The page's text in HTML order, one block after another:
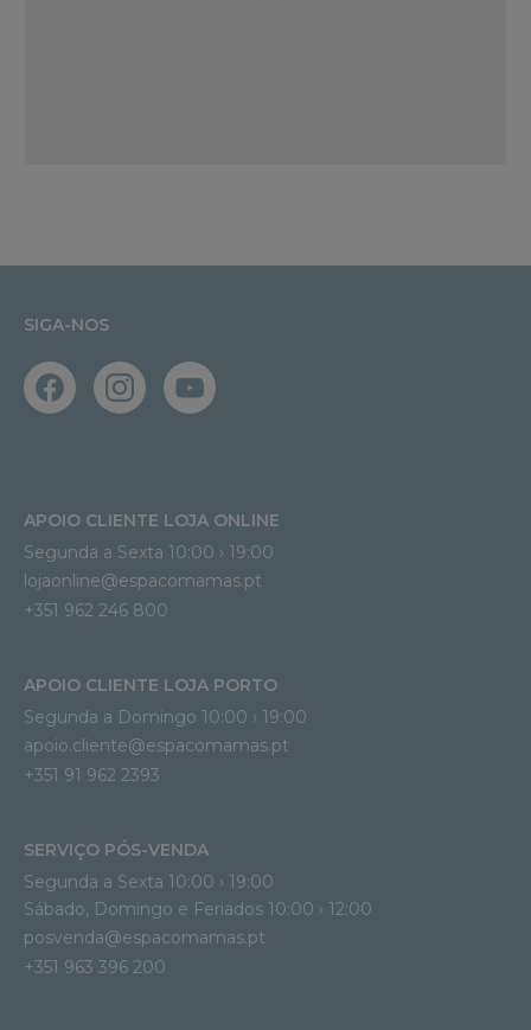
SIGA-NOS
APOIO CLIENTE LOJA ONLINE
Segunda a Sexta 10:00 › 19:00
lojaonline@espacomamas.pt
+351 962 246 800
APOIO CLIENTE LOJA PORTO
Segunda a Domingo 10:00 › 19:00
apoio.cliente@espacomamas.pt
+351 91 962 2393
SERVIÇO PÓS-VENDA
Segunda a Sexta 10:00 › 19:00
Sábado, Domingo e Feriados 10:00 › 12:00
posvenda@espacomamas.pt
+351 963 396 200